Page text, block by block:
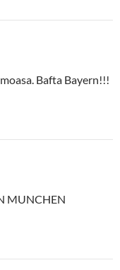
Bafta Bayern!!!
MUNCHEN